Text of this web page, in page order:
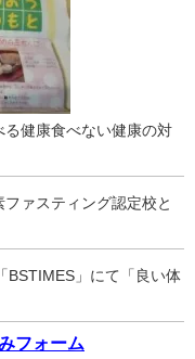
健康食べない健康の対
ァスティング認定校と
BSTIMES」にて「良い体
フォーム